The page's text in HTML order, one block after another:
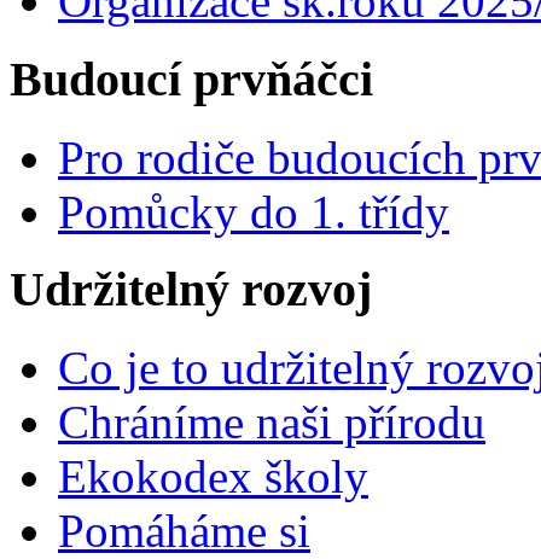
Budoucí prvňáčci
Pro rodiče budoucích
Pomůcky do 1. třídy
Udržitelný rozvoj
Co je to udržitelný
Chráníme naši přírodu
Ekokodex školy
Pomáháme si